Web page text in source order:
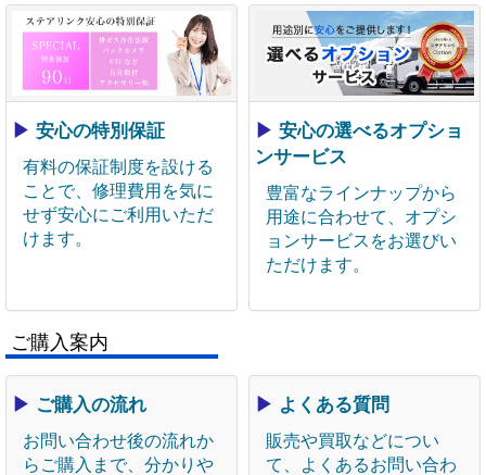
▶ 安心の特別保証
有料の保証制度を設ける
ことで、修理費用を気に
せず安心にご利用いただ
けます。
▶ 安心の選べるオプショ
ンサービス
豊富なラインナップから
用途に合わせて、オプシ
ョンサービスをお選びい
ただけます。
ご購入案内
▶ ご購入の流れ
お問い合わせ後の流れか
らご購入まで、分かりや
▶ よくある質問
販売や買取などについ
て、よくあるお問い合わ